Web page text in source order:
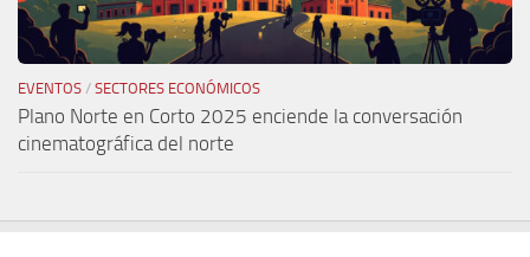
EVENTOS / SECTORES ECONÓMICOS
Plano Norte en Corto 2025 enciende la conversación
cinematográfica del norte